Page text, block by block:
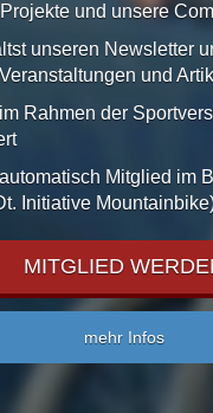
und unsere
unseren Newsletter
und
Rahmen der
Mitglied im
Initiative
MITGLIED
mehr Infos